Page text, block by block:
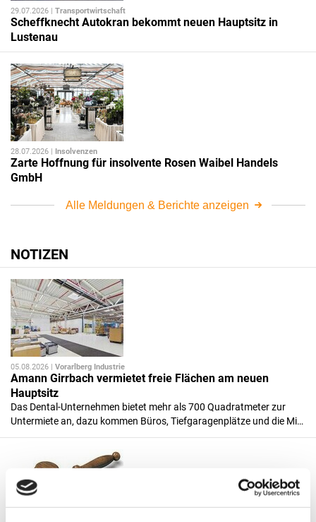
29.07.2026 | Transportwirtschaft
Scheffknecht Autokran bekommt neuen Hauptsitz in
Lustenau
28.07.2026 | Insolvenzen
Zarte Hoffnung für insolvente Rosen Waibel Handels
GmbH
Alle Meldungen & Berichte anzeigen
NOTIZEN
05.08.2026 | Vorarlberg Industrie
Amann Girrbach vermietet freie Flächen am neuen
Hauptsitz
Das Dental-Unternehmen bietet mehr als 700 Quadratmeter zur
Untermiete an, dazu kommen Büros, Tiefgaragenplätze und die Mi…